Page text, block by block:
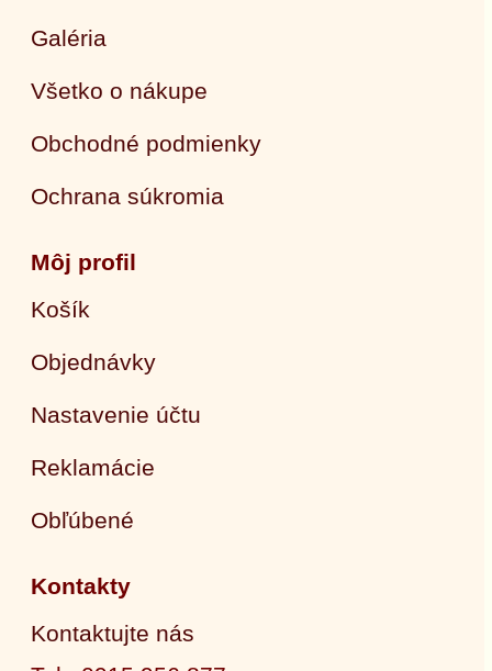
Galéria
Všetko o nákupe
Obchodné podmienky
Ochrana súkromia
Môj profil
Košík
Objednávky
Nastavenie účtu
Reklamácie
Obľúbené
Kontakty
Kontaktujte nás